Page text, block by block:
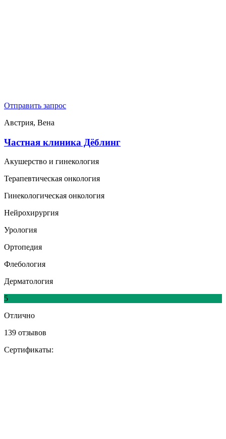
Отправить запрос
Австрия, Вена
Частная клиника Дёблинг
Акушерство и гинекология
Терапевтическая онкология
Гинекологическая онкология
Нейрохирургия
Урология
Ортопедия
Флебология
Дерматология
5
Отлично
139 отзывов
Сертификаты: